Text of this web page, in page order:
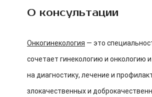
О консультации
Онкогинекология — это
сочетает гинекологию и онкологию
на диагностику, лечение и
злокачественных и